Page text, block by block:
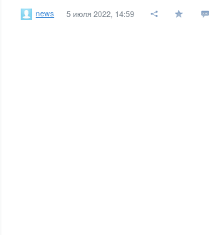
news 5 июля 2022, 14:59